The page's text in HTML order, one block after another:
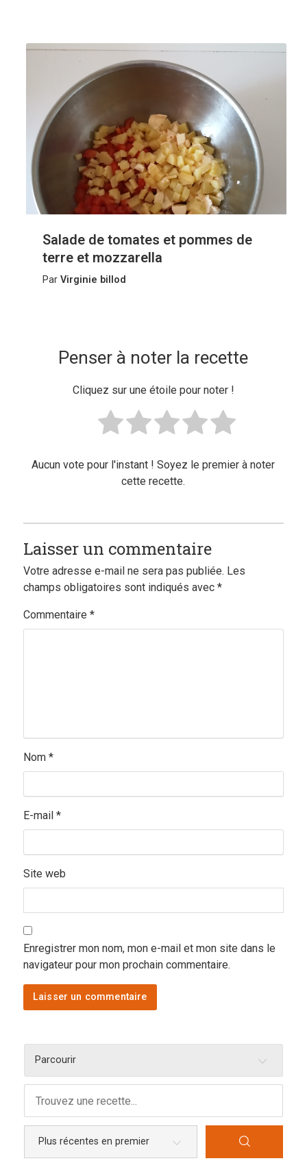
Salade de tomates et pommes de
terre et mozzarella
Par Virginie billod
Penser à noter la recette
Cliquez sur une étoile pour noter !
Aucun vote pour l'instant ! Soyez le premier à noter
cette recette.
Laisser un commentaire
Votre adresse e-mail ne sera pas publiée. Les
champs obligatoires sont indiqués avec *
Commentaire *
Nom *
E-mail *
Site web
Enregistrer mon nom, mon e-mail et mon site dans le
navigateur pour mon prochain commentaire.
Parcourir